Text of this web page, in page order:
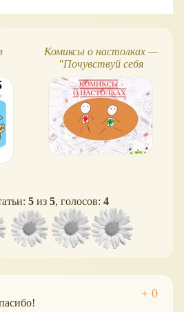
Комиксы о настолках —
"Почувствуй себя
миплом"
5 из 5, голосов: 4